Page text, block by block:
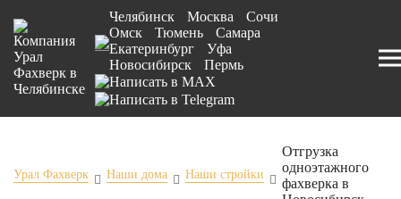
Челябинск Москва
Сочи
Омск
Тюмень
Самара
Екатеринбург
Уфа
Новосибирск
Пермь
Урал Фахверк Наши дома Наши стройки
Отгрузка
одноэтажного
фахверка в